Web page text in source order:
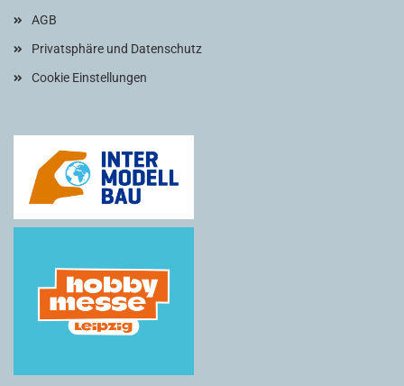
AGB
Privatsphäre und Datenschutz
Cookie Einstellungen